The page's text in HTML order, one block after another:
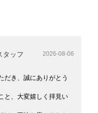
タッフ 2026-08-06
だき、誠にありがとう
と、大変嬉しく拝見い